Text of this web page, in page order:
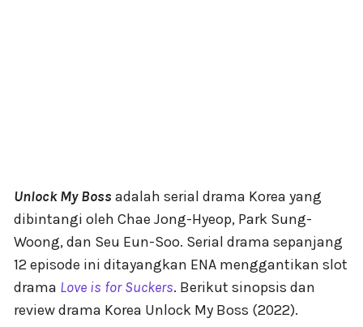
Unlock My Boss adalah serial drama Korea yang
dibintangi oleh Chae Jong-Hyeop, Park Sung-
Woong, dan Seu Eun-Soo. Serial drama sepanjang
12 episode ini ditayangkan ENA menggantikan slot
drama Love is for Suckers. Berikut sinopsis dan
review drama Korea Unlock My Boss (2022).